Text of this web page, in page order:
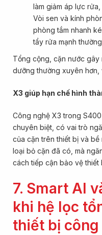
làm giảm áp lực
Vòi sen và kính
phòng tắm nhanh
tẩy rửa mạnh
Tổng cộng, cặn nước
dưỡng thường xuyên hơn,
X3 giúp hạn chế hình
Công nghệ X3 trong
chuyên biệt, có vai trò
của cặn trên thiết bị và
loại bỏ cặn đã có, mà
cách tiếp cận bảo vệ thiết
7. Smart AI
khi hệ lọc
thiết bị